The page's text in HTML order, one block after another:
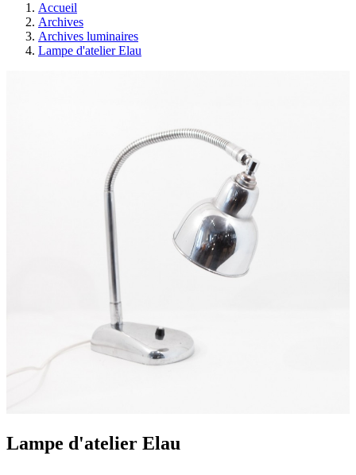
Accueil
Archives
Archives luminaires
Lampe d'atelier Elau
Lampe d'atelier Elau